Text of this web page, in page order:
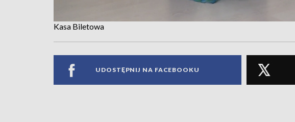
Kasa Biletowa
UDOSTĘPNIJ NA FACEBOOKU